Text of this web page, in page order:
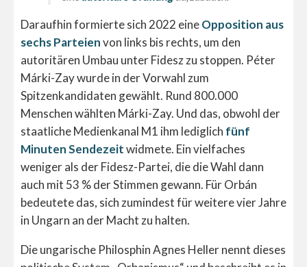
Daraufhin formierte sich 2022 eineOpposition aus
sechs Parteienvon links bis rechts, um den
autoritären Umbau unter Fidesz zu stoppen. Péter
Márki-Zay wurde in der Vorwahl zum
Spitzenkandidaten gewählt. Rund 800.000
Menschen wählten Márki-Zay. Und das, obwohl der
staatliche Medienkanal M1 ihm lediglich fünf
Minuten Sendezeitwidmete. Ein vielfaches
weniger als der Fidesz-Partei, die die Wahl dann
auch mit 53 % der Stimmen gewann. Für Orbán
bedeutete das, sich zumindest für weitere vier Jahre
in Ungarn an der Macht zu halten.
Die ungarische Philosphin Agnes Heller nennt dieses